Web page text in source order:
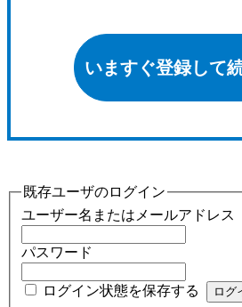
いますぐ登録して
既存ユーザのログイン
ユーザー名またはメールアドレス
パスワード
ログイン状態を保存する